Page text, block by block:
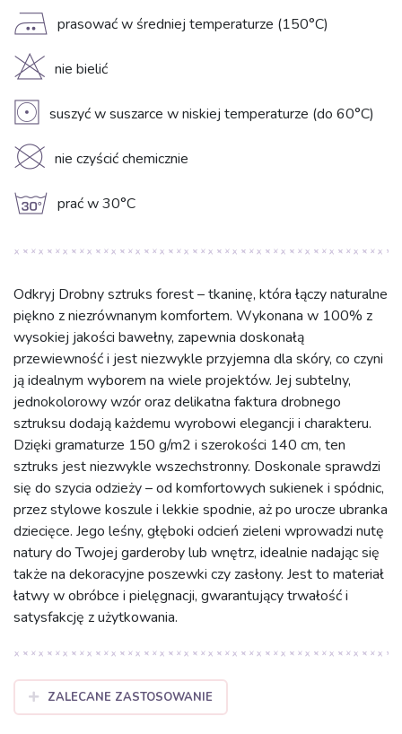
E prasować w średniej temperaturze (150°C)
H nie bielić
V suszyć w suszarce w niskiej temperaturze (do 60°C)
K nie czyścić chemicznie
g prać w 30°C
Odkryj Drobny sztruks forest – tkaninę, która łączy naturalne
piękno z niezrównanym komfortem. Wykonana w 100% z
wysokiej jakości bawełny, zapewnia doskonałą
przewiewność i jest niezwykle przyjemna dla skóry, co czyni
ją idealnym wyborem na wiele projektów. Jej subtelny,
jednokolorowy wzór oraz delikatna faktura drobnego
sztruksu dodają każdemu wyrobowi elegancji i charakteru.
Dzięki gramaturze 150 g/m2 i szerokości 140 cm, ten
sztruks jest niezwykle wszechstronny. Doskonale sprawdzi
się do szycia odzieży – od komfortowych sukienek i spódnic,
przez stylowe koszule i lekkie spodnie, aż po urocze ubranka
dziecięce. Jego leśny, głęboki odcień zieleni wprowadzi nutę
natury do Twojej garderoby lub wnętrz, idealnie nadając się
także na dekoracyjne poszewki czy zasłony. Jest to materiał
łatwy w obróbce i pielęgnacji, gwarantujący trwałość i
satysfakcję z użytkowania.
ZALECANE ZASTOSOWANIE